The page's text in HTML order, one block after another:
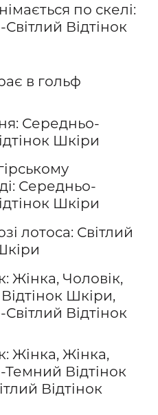
по скелі:
Відтінок
в гольф
Середньо-
Шкіри
Середньо-
Шкіри
лотоса: Світлий
Жінка, Чоловік,
Шкіри,
Відтінок
Жінка, Жінка,
Відтінок
Відтінок